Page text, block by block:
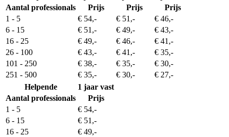
Aantal professionals
Prijs Prijs
Prijs
1 - 5
€ 54,- € 51,-
€ 46,-
6 - 15
€ 51,- € 49,-
€ 43,-
16 - 25
€ 49,- € 46,-
€ 41,-
26 - 100
€ 43,- € 41,-
€ 35,-
101 - 250
€ 38,- € 35,-
€ 30,-
251 - 500
€ 35,- € 30,-
€ 27,-
Helpende
1 jaar vast
Aantal professionals
Prijs
1 - 5
€ 54,-
6 - 15
€ 51,-
16 - 25
€ 49,-